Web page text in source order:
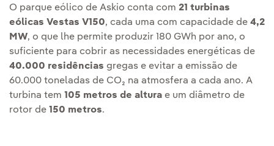
O parque eólico de Askio conta com 21 turbinas
eólicas Vestas V150, cada uma com capacidade de 4,2
MW, o que lhe permite produzir 180 GWh por ano, o
suficiente para cobrir as necessidades energéticas de
40.000 residências gregas e evitar a emissão de
60.000 toneladas de CO₂ na atmosfera a cada ano. A
turbina tem 105 metros de altura e um diâmetro de
rotor de 150 metros.